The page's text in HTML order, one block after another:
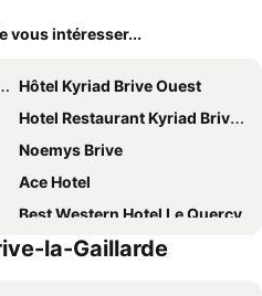
vous intéresser...
Hôtel Kyriad Brive Ouest
Hotel Restaurant Kyriad Brive Centre
Noemys Brive
Ace Hotel
Best Western Hotel Le Quercy
Grand Hôtel Brive
la-Gaillarde